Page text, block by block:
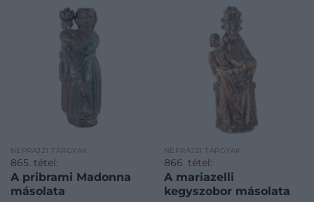
NÉPRAJZI TÁRGYAK
865. tétel:
A pribrami Madonna
másolata
NÉPRAJZI TÁRGYAK
866. tétel:
A mariazelli
kegyszobor másolata